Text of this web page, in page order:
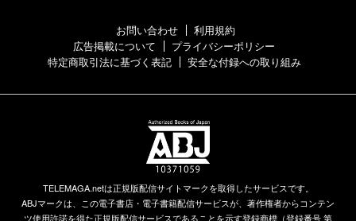
お問い合わせ
利用規約
広告掲載について
プライバシーポリシー
特定商取引法に基づく表記
安全な付録への取り組み
TELEMAGA.netは正規版配信サイトマークを取得したサービスです。
ABJマークは、この電子書店・電子書籍配信サービスが、著作権者からコンテン
ツ使用許諾を得た正規版配信サービスであることを示す登録商標（登録番号 第